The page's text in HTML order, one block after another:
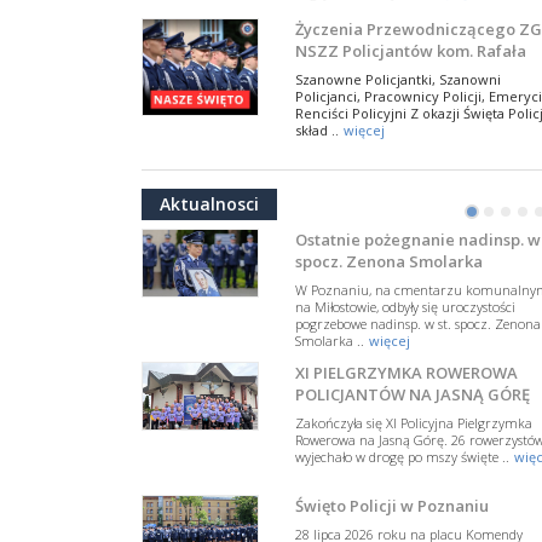
Życzenia Przewodniczącego ZG
NSZZ Policjantów kom. Rafała
Jankowskiego z okazji Święta
Policji 2026
Szanowne Policjantki, Szanowni
Policjanci, Pracownicy Policji,
Renciści Policyjni Z okazji Święta
skład .. więcej
NSZZ Policjantów: Policja nie
W przestrzeni publicznej po raz
pojawiły się wypowiedzi, które
w funkcjonariuszki i funkcjonariuszy
Policj .. więcej
Dodatkowe zarobkowanie
policjantów. NSZZP: obecne
rozwiązania wymagają zmian
zmiany przepisów regulujących
podejmowanie przez policjantów
dodatkowej pracy zarobkowe ..
więcej
Krok 1. Umorzenie. Krok 2.
z hejtem
Postępowanie dotyczące interwencji
Policji w miejscu zamieszkania red.
Tomasza Sakiewicza zostało
Aktualnosci
•• • •
NSZZ Policjantów
Na zaproszenie Zarządu Głównego NSZZ
Policjantów w Polsce gościł Rafael
Departamentu Policji w Nowym Jorku, o
.. więcej
PAMIĘTAMY I ODDAJMY HOŁD
SIERŻ. MARKOWI SIENICKIEMU
poświęconą starszemu sierżantowi Mar
Ostatnie pożegnanie nadinsp. w
spocz. Zenona Smolarka
W Poznaniu, na cmentarzu
na Miłostowie, odbyły się uroczystości
pogrzebowe nadinsp. w st. spocz. Zenona
Smolarka .. więcej
XI PIELGRZYMKA ROWEROWA
POLICJANTÓW NA JASNĄ GÓRĘ
Zakończyła się XI Policyjna Pielgrzymka
Rowerowa na Jasną Górę. 26
wyjechało w drogę po mszy święte ..
Święto Policji w Poznaniu
28 lipca 2026 roku na placu Komendy